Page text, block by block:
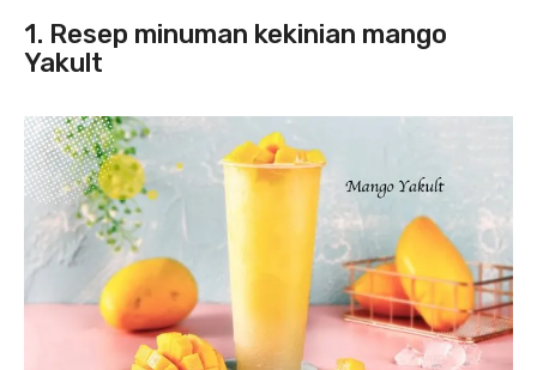
1. Resep minuman kekinian mango
Yakult